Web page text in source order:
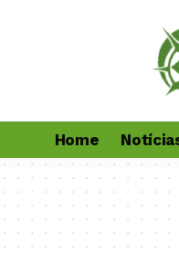
Home